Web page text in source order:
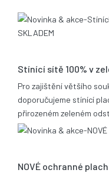
Stínící sítě 100% v
Pro zajištění většího
doporučujeme stínící
přirozeném zeleném
NOVÉ ochranné